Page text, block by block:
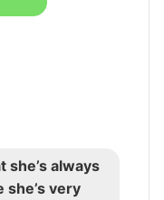
she’s always
she’s very